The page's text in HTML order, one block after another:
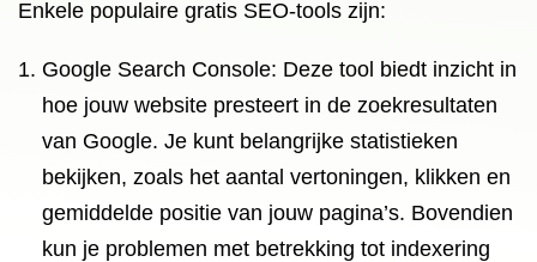
Enkele populaire gratis SEO-tools zijn:
Google Search Console: Deze tool biedt inzicht in
hoe jouw website presteert in de zoekresultaten
van Google. Je kunt belangrijke statistieken
bekijken, zoals het aantal vertoningen, klikken en
gemiddelde positie van jouw pagina’s. Bovendien
kun je problemen met betrekking tot indexering